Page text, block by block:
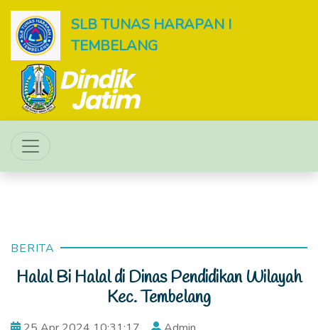
SLB TUNAS HARAPAN I
TEMBELANG
BERITA
Halal Bi Halal di Dinas Pendidikan Wilayah
Kec. Tembelang